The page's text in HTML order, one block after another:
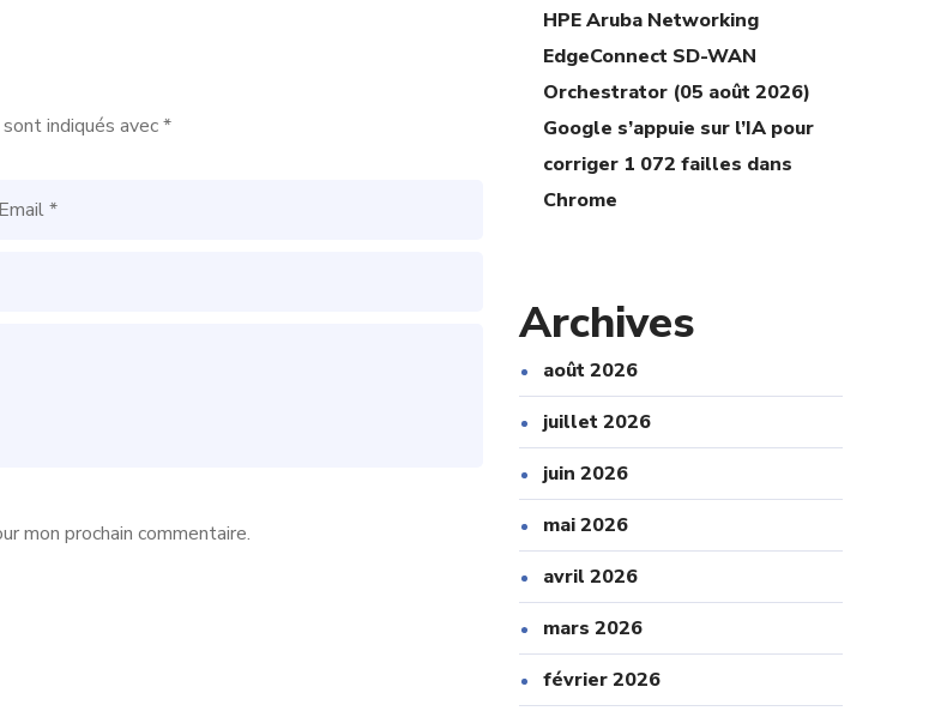
indiqués avec*
mon prochain commentaire.
HPE Aruba Networking
EdgeConnect SD-WAN
Orchestrator (05 août 2026)
Google s’appuie sur l’IA pour
corriger 1 072 failles dans
Chrome
Archives
août 2026
juillet 2026
juin 2026
mai 2026
avril 2026
mars 2026
février 2026